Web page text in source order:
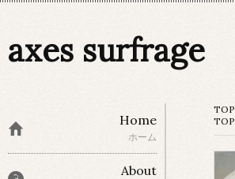
axes surfrage
TOP
TOP
Home
ホーム
About